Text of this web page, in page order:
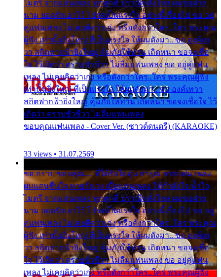
ไมตรี จากแฟนเพลง ทุกทุกที่ ปราณีหลั่งไหล ผมขอฝาก
นาม ยอดรักเอาไว้ โปรดเป็นแรงใจ อย่างนี้เรื่อยไป ขอ อยู่
คู่แฟนเพลง ไม่เคยคิดว่าเก่ง หรือดังกว่าใคร..ใคร พระคุณ
ผู้ฟัง เท่านั้นยิ่งใหญ่ ที่เป็นแรงใจ ให้ผมดังมา.. ขอ องค์เท
วา สถิตฟากฟ้ายิ่งใหญ่ คุ้มภัยให้ท่าน เถิดหนา ขอจงเชื่อ
ใจ ไว้เถิดว่า ตราบชั่วชีวา ไม่ลืมแฟนเพลง ขอ อยู่คู่แฟน
เพลง ไม่เคยคิดว่าเก่ง หรือดังกว่าใคร..ใคร พระคุณผู้ฟัง
เท่านั้นยิ่งใหญ่ ที่เป็นแรงใจ ให้ผมดังมา.. ขอ องค์เทวา
สถิตฟากฟ้ายิ่งใหญ่ คุ้มภัยให้ท่าน เถิดหนา ขอจงเชื่อใจ ไว้
เถิดว่า ตราบชั่วชีวา ไม่ลืมแฟนเพลง
ขอบคุณแฟนเพลง - Cover Ver. (ซาวด์ดนตรี) (KARAOKE)
33 views • 31.07.2569
ขอ กราบ ขอบคุณ.... ที่ได้รับไออุ่น การุณ จากแฟน เพลง
ผมแสนชื่นใจ หายวังเวง เมื่อแฟนเพลง ให้กำลังใจ น้ำใจ
ไมตรี จากแฟนเพลง ทุกทุกที่ ปราณีหลั่งไหล ผมขอฝาก
นาม ยอดรักเอาไว้ โปรดเป็นแรงใจ อย่างนี้เรื่อยไป ขอ อยู่
คู่แฟนเพลง ไม่เคยคิดว่าเก่ง หรือดังกว่าใคร..ใคร พระคุณ
ผู้ฟัง เท่านั้นยิ่งใหญ่ ที่เป็นแรงใจ ให้ผมดังมา.. ขอ องค์เท
วา สถิตฟากฟ้ายิ่งใหญ่ คุ้มภัยให้ท่าน เถิดหนา ขอจงเชื่อ
ใจ ไว้เถิดว่า ตราบชั่วชีวา ไม่ลืมแฟนเพลง ขอ อยู่คู่แฟน
เพลง ไม่เคยคิดว่าเก่ง หรือดังกว่าใคร..ใคร พระคุณผู้ฟัง